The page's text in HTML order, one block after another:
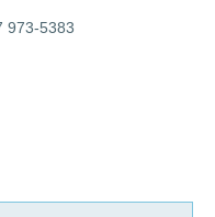
973-5383